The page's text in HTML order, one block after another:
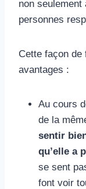
non
personnes
Cette façon de
avantages :
Au cours
de la
sentir
qu’elle a
se sent
font voir